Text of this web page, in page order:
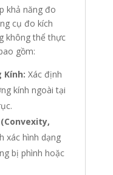
khả năng đo
cụ đo kích
không thể thực
gồm:
Kính: Xác định
kính ngoài tại
xác hình dạng
bị phình hoặc